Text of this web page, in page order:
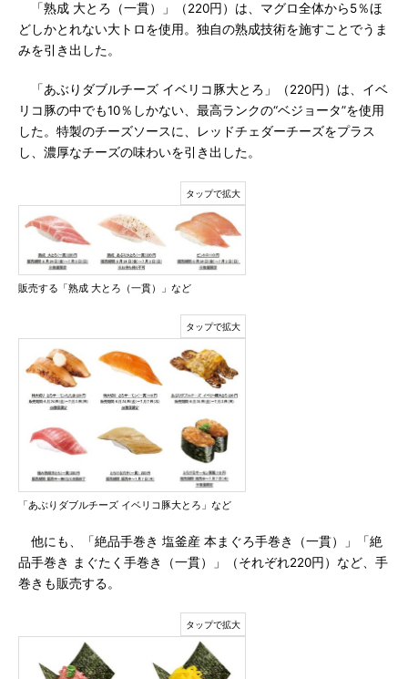
「熟成 大とろ（一貫）」（220円）は、マグロ全体から5％ほ
どしかとれない大トロを使用。独自の熟成技術を施すことでうま
みを引き出した。
「あぶりダブルチーズ イベリコ豚大とろ」（220円）は、イベ
リコ豚の中でも10％しかない、最高ランクの“ベジョータ”を使用
した。特製のチーズソースに、レッドチェダーチーズをプラス
し、濃厚なチーズの味わいを引き出した。
販売する「熟成 大とろ（一貫）」など
「あぶりダブルチーズ イベリコ豚大とろ」など
他にも、「絶品手巻き 塩釜産 本まぐろ手巻き（一貫）」「絶
品手巻き まぐたく手巻き（一貫）」（それぞれ220円）など、手
巻きも販売する。